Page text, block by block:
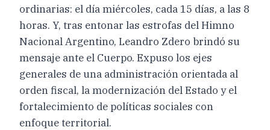
ordinarias: el día miércoles, cada 15 días, a las 8
horas. Y, tras entonar las estrofas del Himno
Nacional Argentino, Leandro Zdero brindó su
mensaje ante el Cuerpo. Expuso los ejes
generales de una administración orientada al
orden fiscal, la modernización del Estado y el
fortalecimiento de políticas sociales con
enfoque territorial.